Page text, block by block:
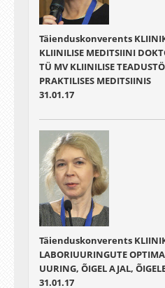
Täienduskonverents
KLIINILISE MEDITSIINI
TÜ MV KLIINILISE
PRAKTILISES MEDITSIINIS
31.01.17
Täienduskonverents
LABORIUURINGUTE
UURING, ÕIGEL AJAL,
31.01.17